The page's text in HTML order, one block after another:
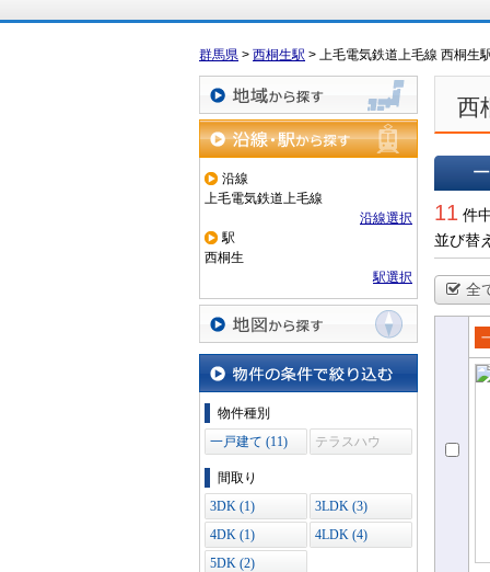
群馬県 > 西桐生駅 > 上毛電気鉄道上毛線 西桐生
地域から探す
沿線・駅から探す
沿線
上毛電気鉄道上毛線
沿線選択
駅
西桐生
駅選択
地図から探す
物件の条件で絞り込む
物件種別
一戸建て (11)
テラスハウ
間取り
3DK (1)
3LDK (3)
4DK (1)
4LDK (4)
5DK (2)
西
11 件
並び替
全
て